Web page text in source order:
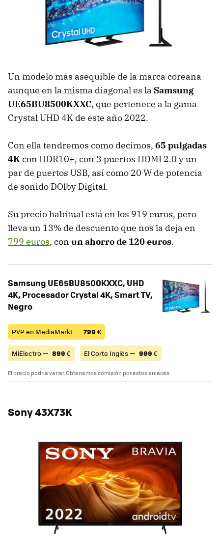
Un modelo más asequible de la marca coreana
aunque en la misma diagonal es la Samsung
UE65BU8500KXXC, que pertenece a la gama
Crystal UHD 4K de este año 2022.
Con ella tendremos como decimos, 65 pulgadas
4Kcon HDR10+, con 3 puertos HDMI 2.0 y un
par de puertos USB, así como 20 W de potencia
de sonido DOlby Digital.
Su precio habitual está en los 919 euros, pero
lleva un 13% de descuento que nos la deja en
799 euros, con un ahorro de 120 euros.
Samsung UE65BU8500KXXC, UHD
4K, Procesador Crystal 4K, Smart TV,
Negro
PVP en MediaMarkt — 799 €
MiElectro — 899 € El Corte Inglés — 999 €
El precio podría variar. Obtenemos comisión por estos enlaces
Sony 43X73K